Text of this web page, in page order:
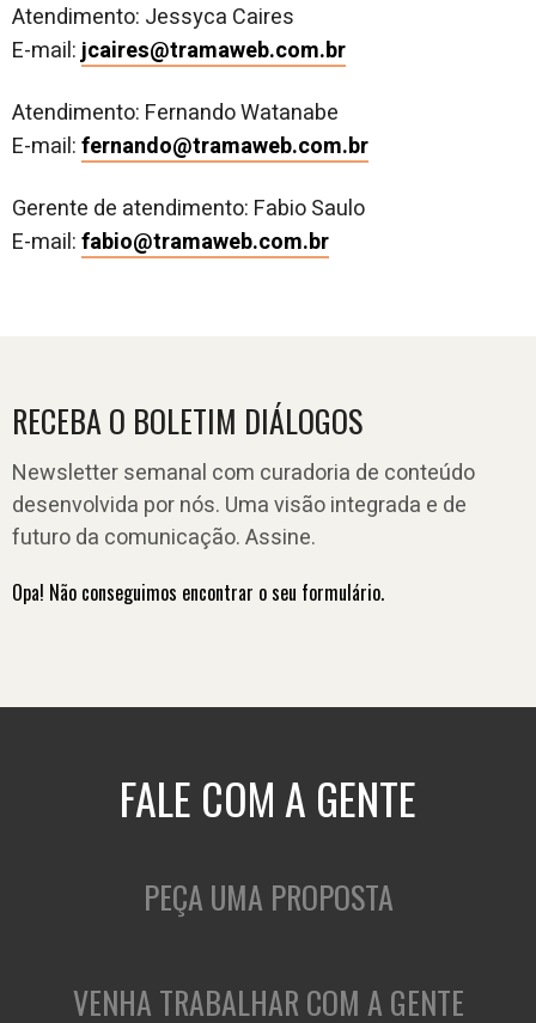
Atendimento: Jessyca Caires
E-mail:jcaires@tramaweb.com.br
Atendimento: Fernando Watanabe
E-mail:fernando@tramaweb.com.br
Gerente de atendimento: Fabio Saulo
E-mail:fabio@tramaweb.com.br
RECEBA O BOLETIM DIÁLOGOS
Newsletter semanal com curadoria de conteúdo
desenvolvida por nós. Uma visão integrada e de
futuro da comunicação. Assine.
Opa! Não conseguimos encontrar o seu formulário.
FALE COM A GENTE
PEÇA UMA PROPOSTA
VENHA TRABALHAR COM A GENTE